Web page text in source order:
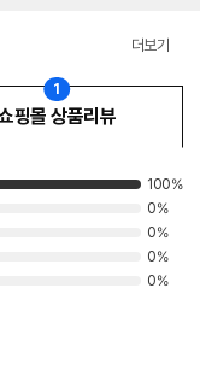
더보기
핑몰 상품리뷰
1
100%
0%
0%
0%
0%